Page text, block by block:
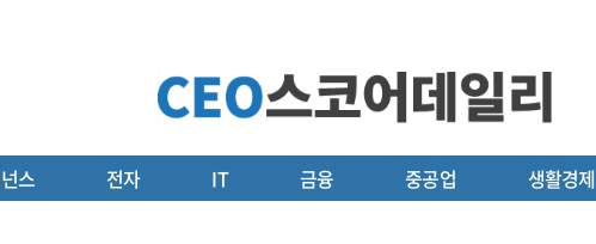
스 전자 IT 금융 중공업 생활경제